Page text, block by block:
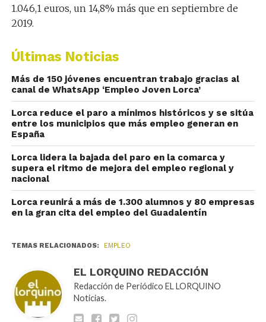
1.046,1 euros, un 14,8% más que en septiembre de
2019.
Últimas Noticias
Más de 150 jóvenes encuentran trabajo gracias al
canal de WhatsApp ‘Empleo Joven Lorca’
Lorca reduce el paro a mínimos históricos y se sitúa
entre los municipios que más empleo generan en
España
Lorca lidera la bajada del paro en la comarca y
supera el ritmo de mejora del empleo regional y
nacional
Lorca reunirá a más de 1.300 alumnos y 80 empresas
en la gran cita del empleo del Guadalentín
TEMAS RELACIONADOS: EMPLEO
EL LORQUINO REDACCIÓN
Redacción de Periódico EL LORQUINO
Noticias.